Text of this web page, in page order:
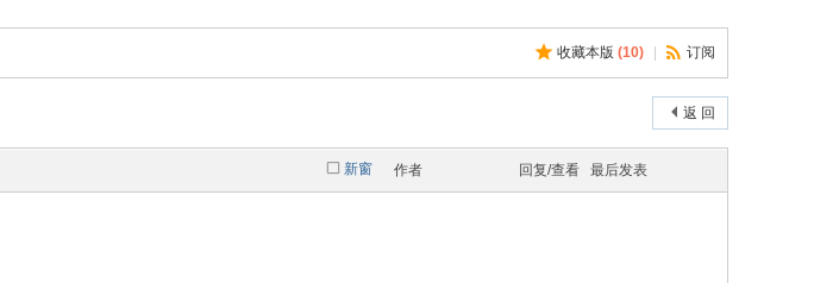
收藏本版 (10) 订阅
返 回
新窗 作者 回复/查看 最后发表